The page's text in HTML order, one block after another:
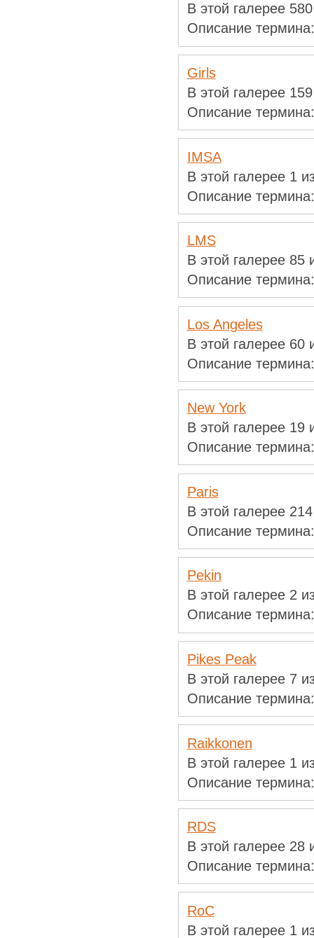
В этой галерее
Описание термина:
Girls
В этой галерее
Описание термина:
IMSA
В этой галерее 1
Описание термина:
LMS
В этой галерее 85
Описание термина:
Los Angeles
В этой галерее 60
Описание термина:
New York
В этой галерее 19
Описание термина:
Paris
В этой галерее
Описание термина:
Pekin
В этой галерее 2
Описание термина:
Pikes Peak
В этой галерее 7
Описание термина:
Raikkonen
В этой галерее 1
Описание термина:
RDS
В этой галерее 28
Описание термина:
RoC
В этой галерее 1